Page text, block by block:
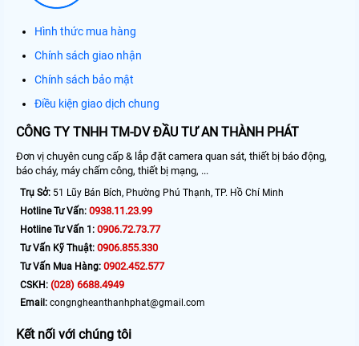
Hình thức mua hàng
Chính sách giao nhận
Chính sách bảo mật
Điều kiện giao dịch chung
CÔNG TY TNHH TM-DV ĐẦU TƯ AN THÀNH PHÁT
Đơn vị chuyên cung cấp & lắp đặt camera quan sát, thiết bị báo động,
báo cháy, máy chấm công, thiết bị mạng, ...
Trụ Sở: 51 Lũy Bán Bích, Phường Phú Thạnh, TP. Hồ Chí Minh
Hotline Tư Vấn: 0938.11.23.99
Hotline Tư Vấn 1: 0906.72.73.77
Tư Vấn Kỹ Thuật: 0906.855.330
Tư Vấn Mua Hàng: 0902.452.577
CSKH: (028) 6688.4949
Email: congngheanthanhphat@gmail.com
Kết nối với chúng tôi